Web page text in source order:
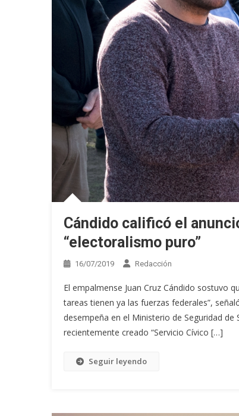
Cándido calificó el
“electoralismo puro”
16/07/2019 Redacción
El empalmense Juan Cruz Cándido sostuvo
tareas tienen ya las fuerzas federales”,
desempeña en el Ministerio de Seguridad
recientemente creado “Servicio Cívico […]
Seguir leyendo